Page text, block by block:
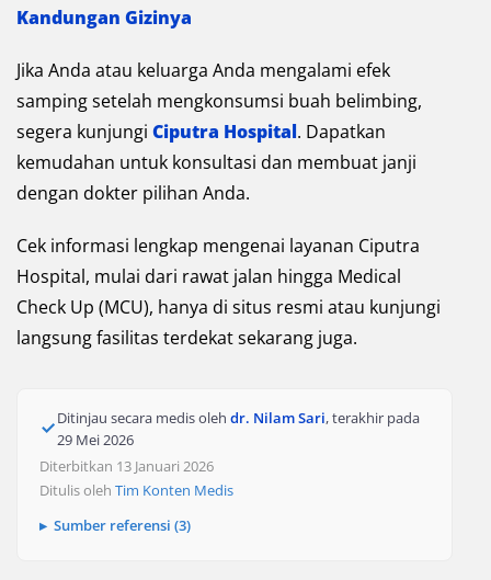
Kandungan Gizinya
Jika Anda atau keluarga Anda mengalami efek
samping setelah mengkonsumsi buah belimbing,
segera kunjungi Ciputra Hospital. Dapatkan
kemudahan untuk konsultasi dan membuat janji
dengan dokter pilihan Anda.
Cek informasi lengkap mengenai layanan Ciputra
Hospital, mulai dari rawat jalan hingga Medical
Check Up (MCU), hanya di situs resmi atau kunjungi
langsung fasilitas terdekat sekarang juga.
Ditinjau secara medis oleh dr. Nilam Sari, terakhir pada
29 Mei 2026
Diterbitkan 13 Januari 2026
Ditulis oleh Tim Konten Medis
Sumber referensi (3)